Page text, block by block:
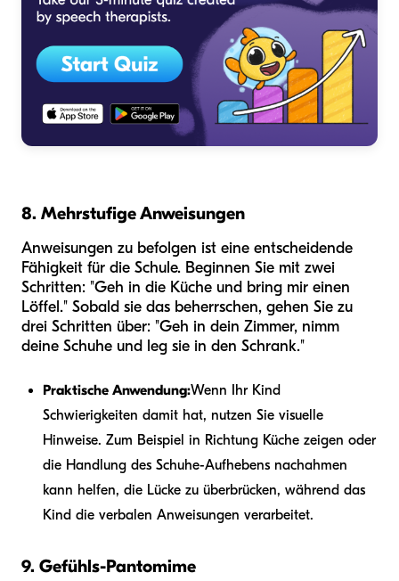
8. Mehrstufige Anweisungen
Anweisungen zu befolgen ist eine entscheidende
Fähigkeit für die Schule. Beginnen Sie mit zwei
Schritten: "Geh in die Küche und bring mir einen
Löffel." Sobald sie das beherrschen, gehen Sie zu
drei Schritten über: "Geh in dein Zimmer, nimm
deine Schuhe und leg sie in den Schrank."
Praktische Anwendung:Wenn Ihr Kind
Schwierigkeiten damit hat, nutzen Sie visuelle
Hinweise. Zum Beispiel in Richtung Küche zeigen oder
die Handlung des Schuhe-Aufhebens nachahmen
kann helfen, die Lücke zu überbrücken, während das
Kind die verbalen Anweisungen verarbeitet.
9. Gefühls-Pantomime